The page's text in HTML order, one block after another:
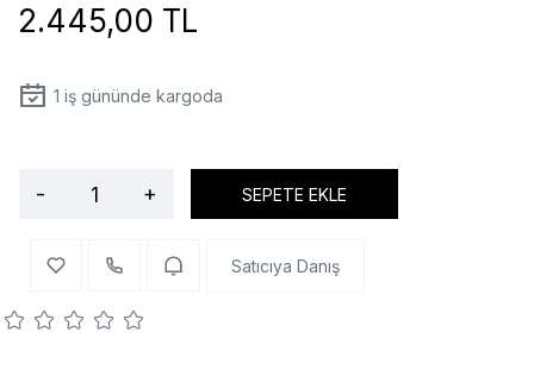
2.445,00 TL
1 iş gününde kargoda
- + SEPETE EKLE
Satıcıya Danış